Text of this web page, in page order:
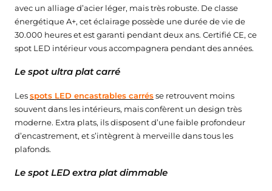
avec un alliage d’acier léger, mais très robuste. De classe
énergétique A+, cet éclairage possède une durée de vie de
30.000 heures et est garanti pendant deux ans. Certifié CE, ce
spot LED intérieur vous accompagnera pendant des années.
Le spot ultra plat carré
Lesspots LED encastrables carrésse retrouvent moins
souvent dans les intérieurs, mais confèrent un design très
moderne. Extra plats, ils disposent d’une faible profondeur
d’encastrement, et s’intègrent à merveille dans tous les
plafonds.
Le spot LED extra plat dimmable